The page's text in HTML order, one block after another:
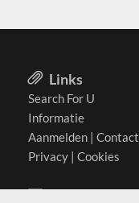
Links
Search For U
Informatie
Aanmelden | Contact
Privacy | Cookies